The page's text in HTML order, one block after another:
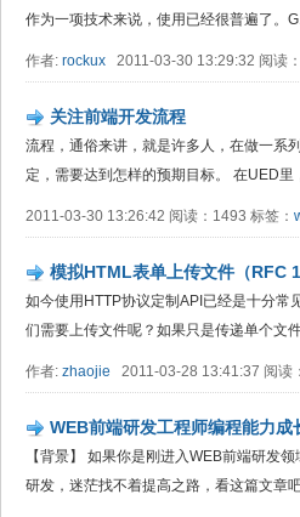
作为一项技术来说，使用已经很普遍了。
作者: rockux 2011-03-30 13:29:32 阅读
关注前端开发流程
流程，通俗来讲，就是许多人，在做一系
定，需要达到怎样的预期目标。 在UED里
2011-03-30 13:26:42 阅读：1493 标签：
模拟HTML表单上传文件（RFC
如今使用HTTP协议定制API已经是十分常
们需要上传文件呢？如果只是传递单个文
作者: zhaojie 2011-03-28 13:41:37 阅读
WEB前端研发工程师编程能力成
【背景】 如果你是刚进入WEB前端研发
研发，迷茫找不着提高之路，看这篇文章